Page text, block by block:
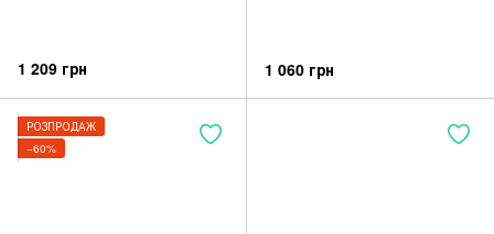
1 209 грн 1 060 грн
РОЗПРОДАЖ
−60%